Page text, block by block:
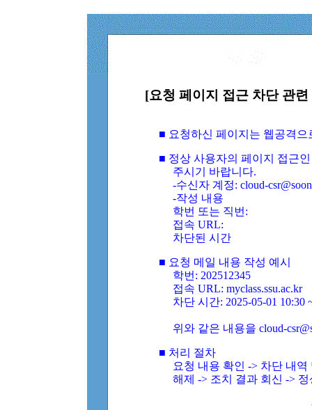
[요청 페이지 접근 차단 관
■ 요청하신 페이지는 웹공격
■ 정상 사용자의 페이지 접근
주시기 바랍니다.
-수신자 계정: cloud-
-작성 내용
학번 또는 직번:
접속 URL:
차단된 시간
■ 요청 메일 내용 작성 예시
학번: 202512345
접속 URL: myclass.ssu.ac.kr
차단 시간: 2025-05-01 10:30
위와 같은 내용을 cloud-
■ 처리 절차
요청 내용 확인 -> 차단 내
해제 -> 조치 결과 회신 ->